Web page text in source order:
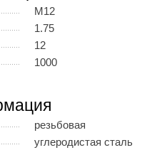
М12
1.75
12
1000
резьбовая
углеродистая сталь